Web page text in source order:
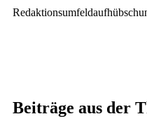
Beiträge aus der